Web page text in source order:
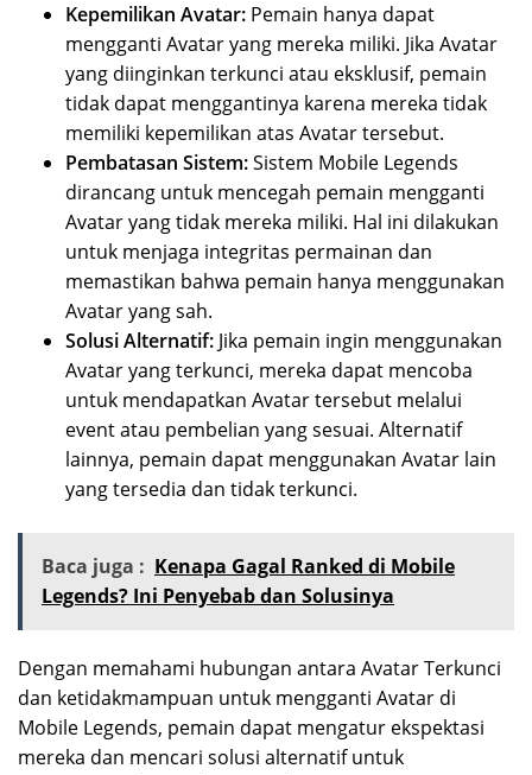
Kepemilikan Avatar: Pemain hanya dapat
mengganti Avatar yang mereka miliki. Jika Avatar
yang diinginkan terkunci atau eksklusif, pemain
tidak dapat menggantinya karena mereka tidak
memiliki kepemilikan atas Avatar tersebut.
Pembatasan Sistem:Sistem Mobile Legends
dirancang untuk mencegah pemain mengganti
Avatar yang tidak mereka miliki. Hal ini dilakukan
untuk menjaga integritas permainan dan
memastikan bahwa pemain hanya menggunakan
Avatar yang sah.
Solusi Alternatif: Jika pemain ingin menggunakan
Avatar yang terkunci, mereka dapat mencoba
untuk mendapatkan Avatar tersebut melalui
event atau pembelian yang sesuai. Alternatif
lainnya, pemain dapat menggunakan Avatar lain
yang tersedia dan tidak terkunci.
Baca juga : Kenapa Gagal Ranked di Mobile
Legends? Ini Penyebab dan Solusinya
Dengan memahami hubungan antara Avatar Terkunci
dan ketidakmampuan untuk mengganti Avatar di
Mobile Legends, pemain dapat mengatur ekspektasi
mereka dan mencari solusi alternatif untuk